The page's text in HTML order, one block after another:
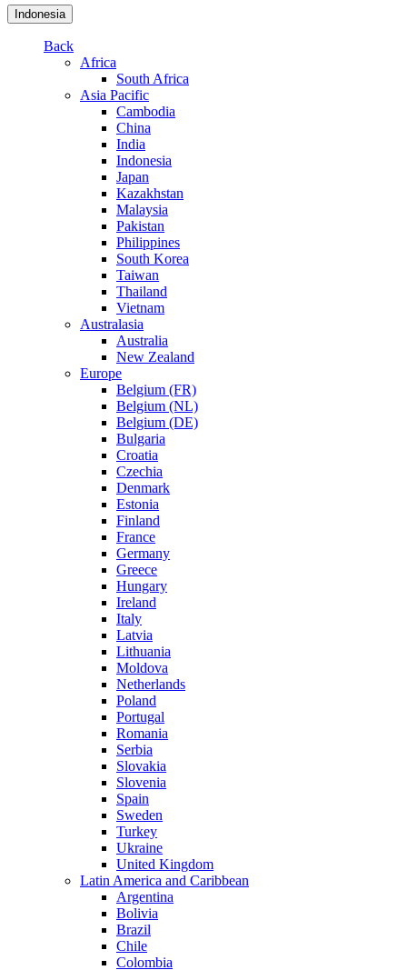
Indonesia
Back
Africa
South Africa
Asia Pacific
Cambodia
China
India
Indonesia
Japan
Kazakhstan
Malaysia
Pakistan
Philippines
South Korea
Taiwan
Thailand
Vietnam
Australasia
Australia
New Zealand
Europe
Belgium (FR)
Belgium (NL)
Belgium (DE)
Bulgaria
Croatia
Czechia
Denmark
Estonia
Finland
France
Germany
Greece
Hungary
Ireland
Italy
Latvia
Lithuania
Moldova
Netherlands
Poland
Portugal
Romania
Serbia
Slovakia
Slovenia
Spain
Sweden
Turkey
Ukraine
United Kingdom
Latin America and Caribbean
Argentina
Bolivia
Brazil
Chile
Colombia